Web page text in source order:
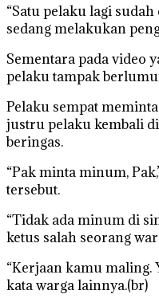
“Satu pelaku lagi
sedang melakukan
Sementara pada video
pelaku tampak
Pelaku sempat
justru pelaku kembali
beringas.
“Pak minta minum,
tersebut.
“Tidak ada minum di
ketus salah seorang
“Kerjaan kamu maling.
kata warga lainnya.(br)